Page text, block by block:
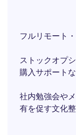
フルリモート
ストックオプ
購入サポート
社内勉強会や
有を促す文化